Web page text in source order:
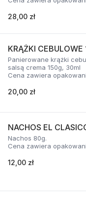
28,00 zł
KRĄŻKI CEBULOWE
Panierowane krążki
salsą crema 150g, 30ml
Cena zawiera
20,00 zł
NACHOS EL
Nachos 80g.
Cena zawiera
12,00 zł